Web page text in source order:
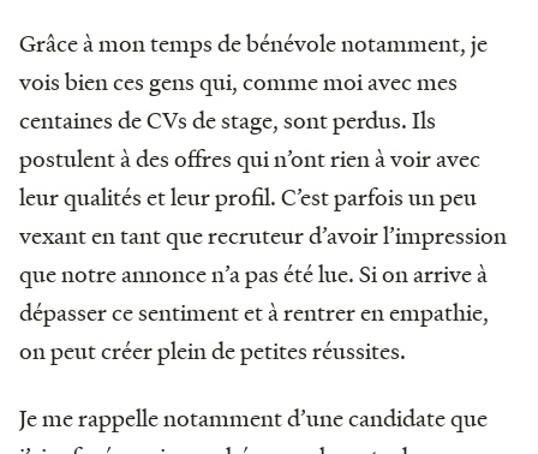
Grâce à mon temps de bénévole notamment, je
vois bien ces gens qui, comme moi avec mes
centaines de CVs de stage, sont perdus. Ils
postulent à des offres qui n’ont rien à voir avec
leur qualités et leur profil. C’est parfois un peu
vexant en tant que recruteur d’avoir l’impression
que notre annonce n’a pas été lue. Si on arrive à
dépasser ce sentiment et à rentrer en empathie,
on peut créer plein de petites réussites.
Je me rappelle notamment d’une candidate que